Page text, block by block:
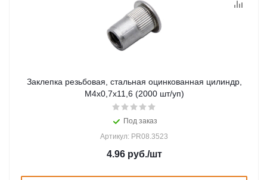
Заклепка резьбовая, стальная оцинкованная цилиндр,
М4х0,7х11,6 (2000 шт/уп)
Под заказ
Артикул: PR08.3523
4.96руб./шт